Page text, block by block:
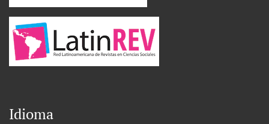
Idioma